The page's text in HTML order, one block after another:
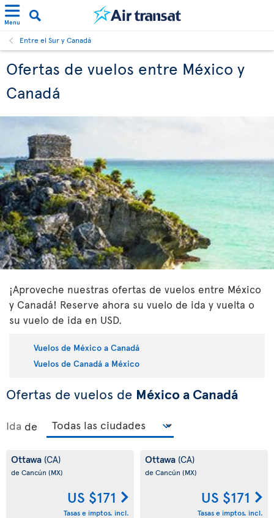
Menu
Entre el Sur y Canadá
Ofertas de vuelos entre México y
Canadá
¡Aproveche nuestras ofertas de vuelos entre México
y Canadá! Reserve ahora su vuelo de ida y vuelta o
su vuelo de ida en USD.
Vuelos de México a Canadá
Vuelos de Canadá a México
Ofertas de vuelos de México a Canadá
Ida de
Ottawa (CA)
de Cancún (MX)
US $171
Tasas e imptos. incl.
Ottawa (CA)
de Cancún (MX)
US $171
Tasas e imptos. incl.